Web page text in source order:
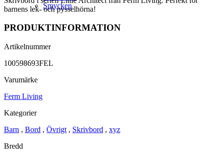
Smycken
barnens lek- och pysselhörna!
PRODUKTINFORMATION
Artikelnummer
100598693FEL
Varumärke
Ferm Living
Kategorier
Barn , Bord , Övrigt , Skrivbord , xyz
Bredd